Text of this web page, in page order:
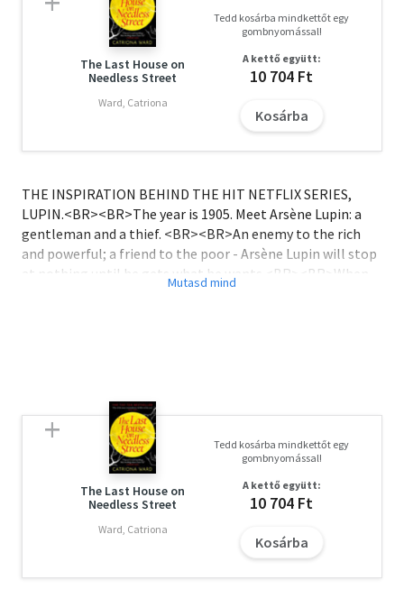
The Last House on
Needless Street
Ward, Catriona
Tedd kosárba mindkettőt egy
gombnyomással!
A kettő együtt:
10 704 Ft
Kosárba
THE INSPIRATION BEHIND THE HIT NETFLIX SERIES,
LUPIN.<BR><BR>The year is 1905. Meet Arsène Lupin: a
gentleman and a thief. <BR><BR>An enemy to the rich
and powerful; a friend to the poor - Arsène Lupin will stop
at nothing until he gets what he wants.<BR><BR>When
Arsène Lupin is arrested, the police think it's all over. But
The Last House on
Needless Street
Ward, Catriona
Tedd kosárba mindkettőt egy
gombnyomással!
A kettő együtt:
10 704 Ft
Kosárba